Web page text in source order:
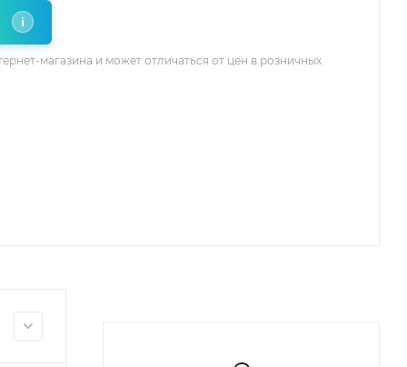
i
магазина и может отличаться от цен в розничных